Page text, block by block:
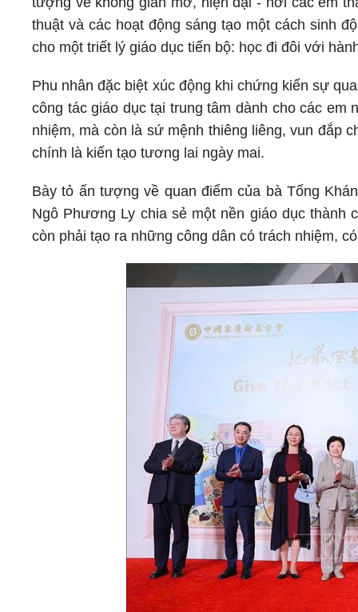
thuật và các hoạt động sáng tạo một cách sinh
cho một triết lý giáo dục tiến bộ: học đi đôi với
Phu nhân đặc biệt xúc động khi chứng kiến sự
công tác giáo dục tại trung tâm dành cho các
nhiệm, mà còn là sứ mệnh thiêng liêng, vun đắp
chính là kiến tạo tương lai ngày mai.
Bày tỏ ấn tượng về quan điểm của bà Tống
Ngô Phương Ly chia sẻ một nền giáo dục thành
còn phải tạo ra những công dân có trách nhiệm,